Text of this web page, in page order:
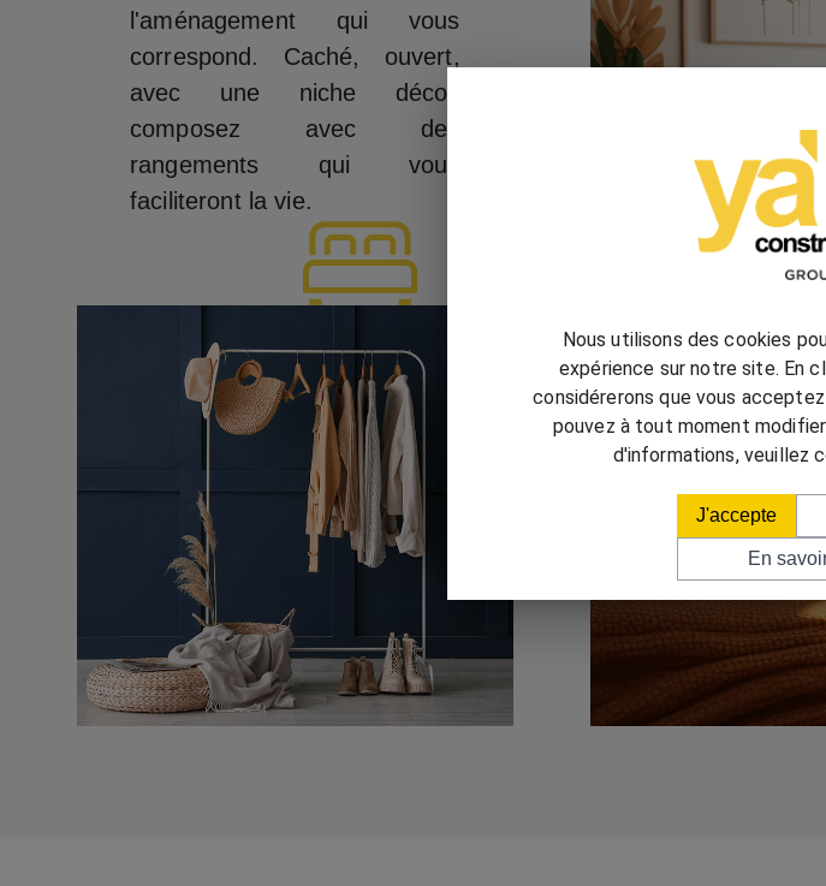
l'aménagement qui vous
correspond. Caché, ouvert,
avec une niche déco',
composez avec des
rangements qui vous
faciliteront la vie.
Nous utilisons des cookies
expérience sur notre site. En
considérerons que vous
pouvez à tout moment
d'informations, veuillez
J'accepte
En